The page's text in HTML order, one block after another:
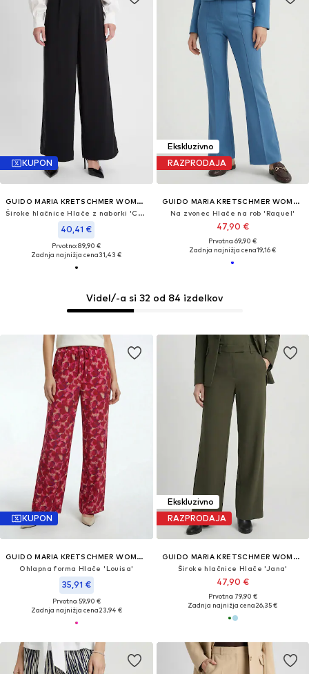
KUPON
GUIDO MARIA KRETSCHMER WOMEN
Široke hlačnice Hlače z naborki 'Cecile'
40,41 €
Prvotno: 89,90 €
Zadnja najnižja cena31,43 €
Ekskluzivno
RAZPRODAJA
GUIDO MARIA KRETSCHMER WOMEN
Na zvonec Hlače na rob 'Raquel'
47,90 €
Prvotno: 69,90 €
Zadnja najnižja cena19,16 €
KUPON
GUIDO MARIA KRETSCHMER WOMEN
Ohlapna forma Hlače 'Louisa'
35,91 €
Prvotno: 59,90 €
Zadnja najnižja cena23,94 €
Videl/-a si 32 od 84 izdelkov
Ekskluzivno
RAZPRODAJA
GUIDO MARIA KRETSCHMER WOMEN
Široke hlačnice Hlače 'Jana'
47,90 €
Prvotno: 79,90 €
Zadnja najnižja cena26,35 €